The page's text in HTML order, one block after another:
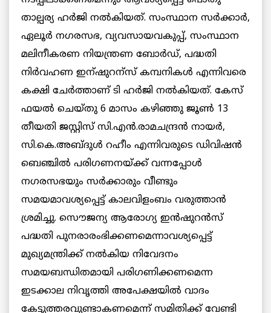
താല്പര്യ ഹര്‍ജി നല്‍കിയത്. സംസ്ഥാന സര്‍ക്കാര്‍,
ഏലൂര്‍ നഗരസഭ, വ്യവസായവകുപ്പ്, സംസ്ഥാന
മലിനീകരണ നിയന്ത്രണ ബോര്‍ഡ്, പദ്ധതി
നിര്‍വഹണ ഇന്ഷുറന്സ് കമ്പനികള്‍ എന്നിവരെ
കക്ഷി ചേര്‍ത്താണ് ടി ഹര്‍ജി നല്‍കിയത്. കേസ്
ഫയല്‍ ചെയ്തു 6 മാസം കഴിഞ്ഞു ജൂണ്‍ 13
തീയതി ജസ്റ്റിസ് സി.എന്‍.രാമചന്ദ്രന്‍ നായര്‍,
സി.കെ.അബ്ദുള്‍ റഹീം എന്നിവരുടെ ഡിവിഷന്‍
ബെഞ്ചില്‍ പരിഗണനയ്ക്ക് വന്നപ്പോള്‍
നഗരസഭയും സര്‍ക്കാരും വീണ്ടും
സമയമാവശ്യപ്പെട്ട് കാലവിളംബം വരുത്താന്‍
ശ്രമിച്ചു. സൌജന്യ ആരോഗ്യ ഇന്‍ഷുറന്‍സ്
പദ്ധതി പുനരാരംഭിക്കണമെന്നാവശ്യപ്പെട്ട്
മുഖ്യമന്ത്രിക്ക് നല്‍കിയ നിവേദനം
സമയബന്ധിതമായി പരിഗണിക്കണമെന്ന
ഇടക്കാല നിവൃത്തി അപേക്ഷയില്‍ വാദം
കേട്ടുത്തരവുണ്ടാകണമെന്ന് സമിതിക്ക് വേണ്ടി